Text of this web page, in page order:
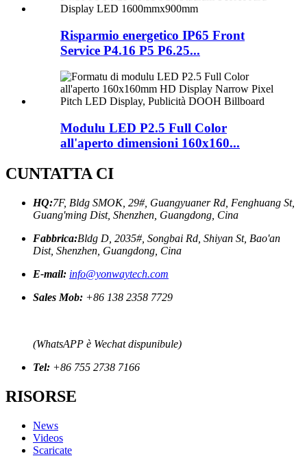
Risparmio energetico IP65 Front
Service P4.16 P5 P6.25...
Modulu LED P2.5 Full Color
all'aperto dimensioni 160x160...
CUNTATTA CI
HQ:7F, Bldg SMOK, 29#, Guangyuaner Rd, Fenghuang St,
Guang'ming Dist, Shenzhen, Guangdong, Cina
Fabbrica:Bldg D, 2035#, Songbai Rd, Shiyan St, Bao'an
Dist, Shenzhen, Guangdong, Cina
E-mail: info@yonwaytech.com
Sales Mob: +86 138 2358 7729
(WhatsAPP è Wechat dispunibule)
Tel: +86 755 2738 7166
RISORSE
News
Videos
Scaricate